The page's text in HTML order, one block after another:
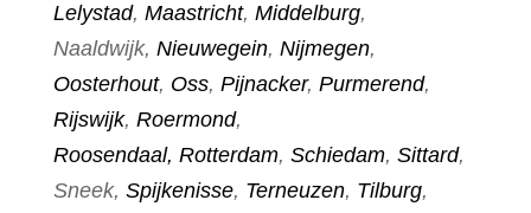
Lelystad, Maastricht, Middelburg,
Naaldwijk, Nieuwegein, Nijmegen,
Oosterhout, Oss, Pijnacker, Purmerend,
Rijswijk, Roermond,
Roosendaal, Rotterdam, Schiedam, Sittard,
Sneek, Spijkenisse, Terneuzen, Tilburg,